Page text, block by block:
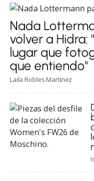
Nada
volver a Hidra:
lugar que
que entiendo"
Laila Robles Martinez